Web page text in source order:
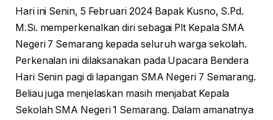
Hari ini Senin, 5 Februari 2024 Bapak Kusno, S.Pd.
M.Si. memperkenalkan diri sebagai Plt Kepala SMA
Negeri 7 Semarang kepada seluruh warga sekolah.
Perkenalan ini dilaksanakan pada Upacara Bendera
Hari Senin pagi di lapangan SMA Negeri 7 Semarang.
Beliau juga menjelaskan masih menjabat Kepala
Sekolah SMA Negeri 1 Semarang. Dalam amanatnya